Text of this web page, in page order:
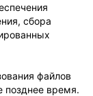
сбора
файлов
позднее время.